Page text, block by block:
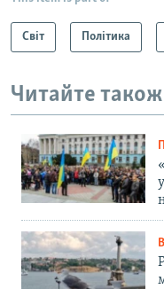
Світ Політика
Читайте також